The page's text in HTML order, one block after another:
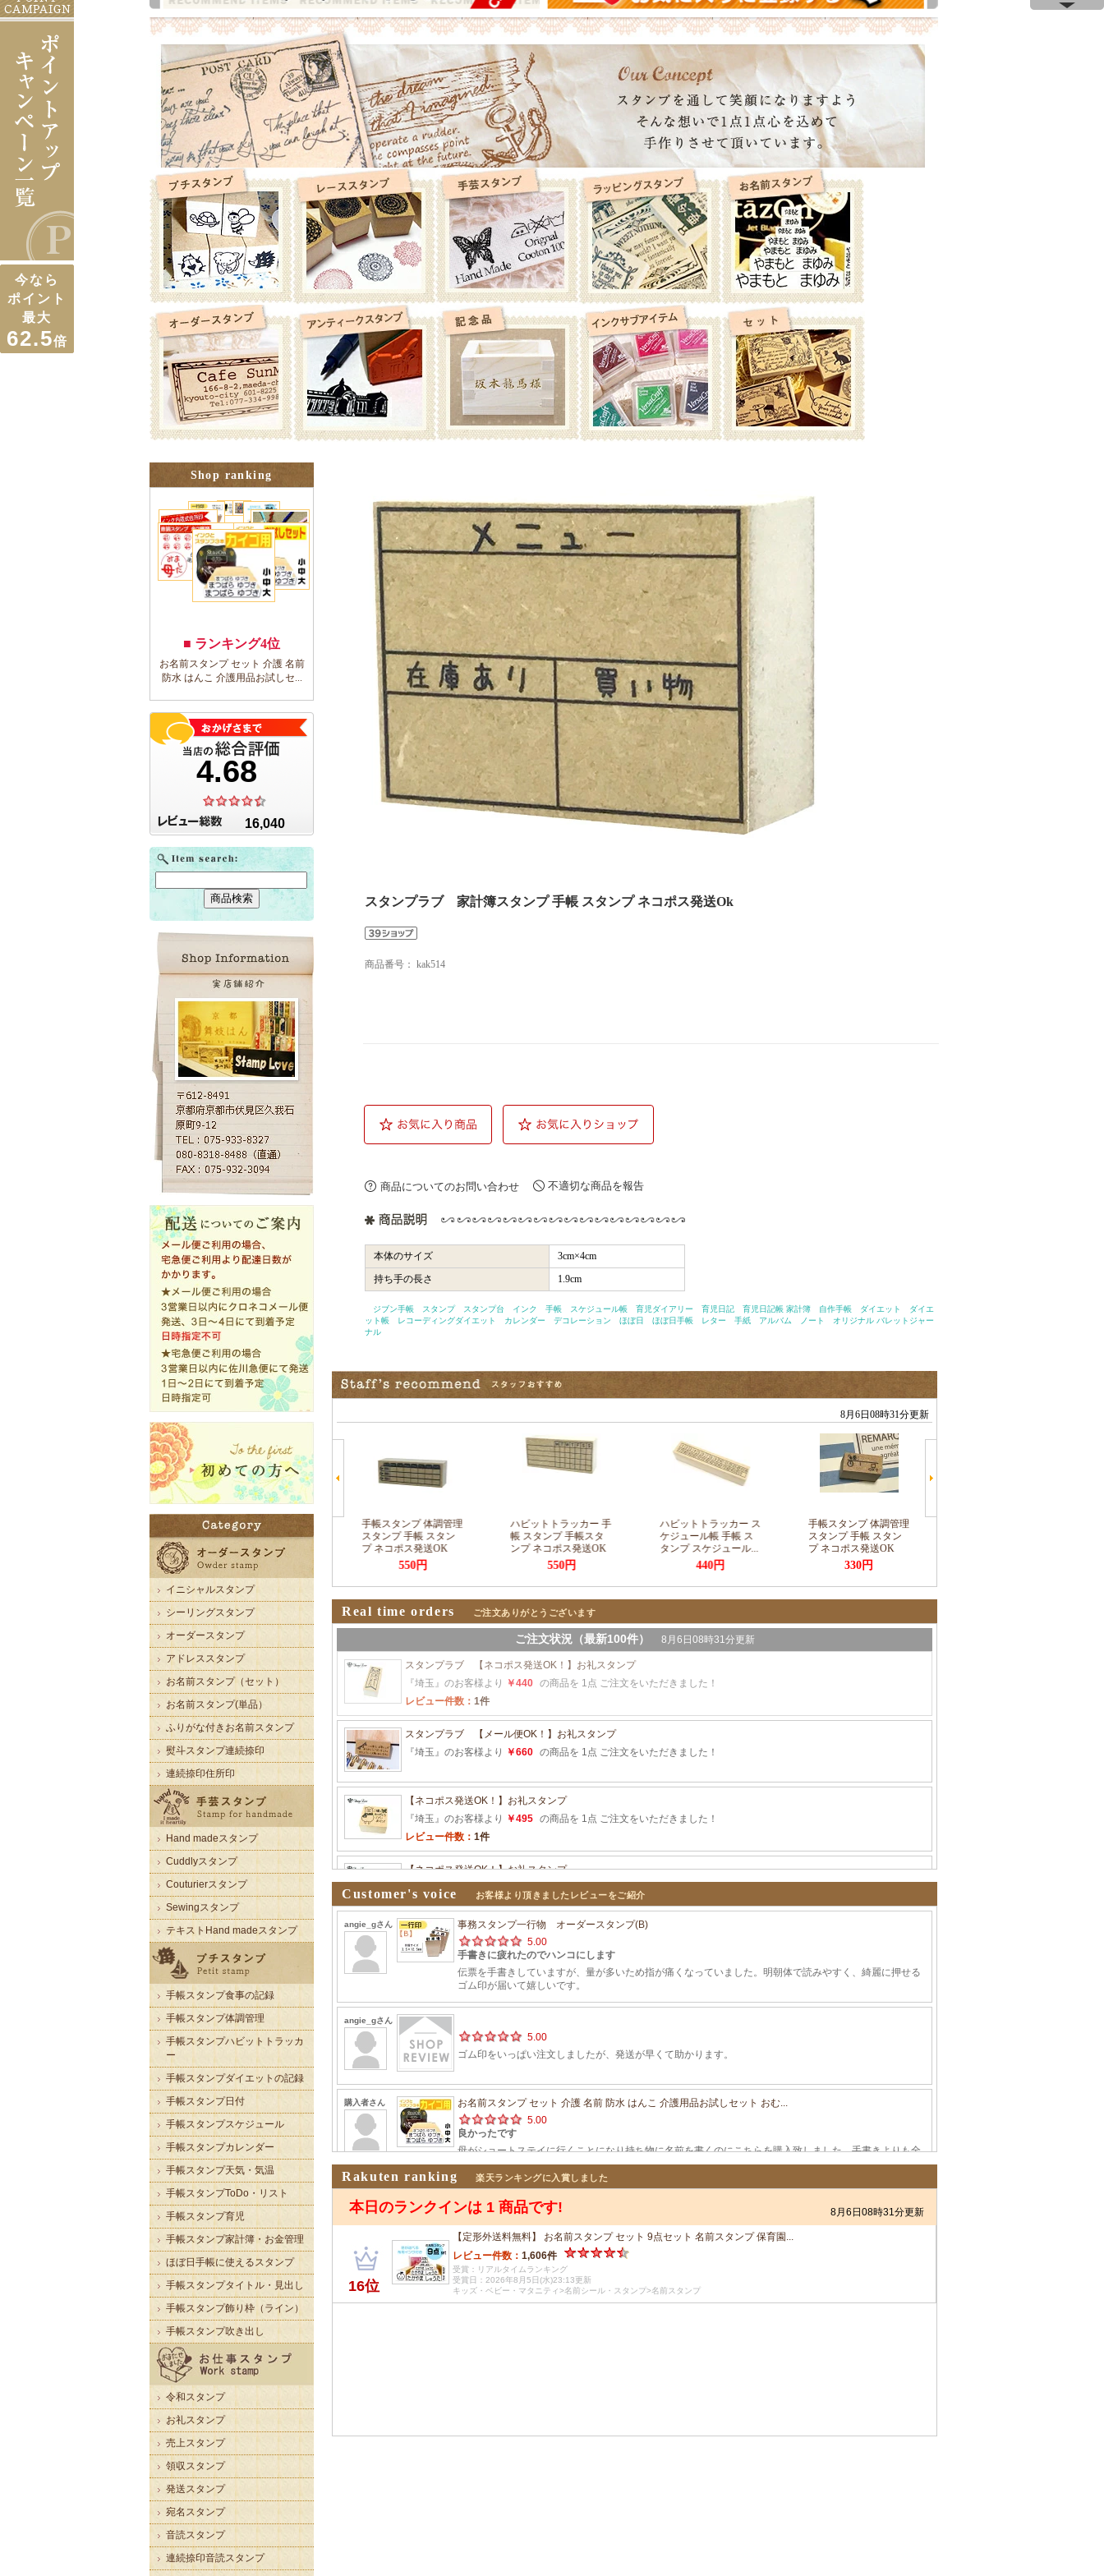
Shop ranking
イニシャルスタンプ
シーリングスタンプ
オーダースタンプ
アドレススタンプ
お名前スタンプ（セット）
お名前スタンプ(単品）
ふりがな付きお名前スタンプ
熨斗スタンプ連続捺印
連続捺印住所印
Hand madeスタンプ
Cuddlyスタンプ
Couturierスタンプ
Sewingスタンプ
テキストHand madeスタンプ
手帳スタンプ食事の記録
手帳スタンプ体調管理
手帳スタンプハビットトラッカ
ー
手帳スタンプダイエットの記録
手帳スタンプ日付
手帳スタンプスケジュール
手帳スタンプカレンダー
手帳スタンプ天気・気温
手帳スタンプToDo・リスト
手帳スタンプ育児
手帳スタンプ家計簿・お金管理
ほぼ日手帳に使えるスタンプ
手帳スタンプタイトル・見出し
手帳スタンプ飾り枠（ライン）
手帳スタンプ吹き出し
令和スタンプ
お礼スタンプ
売上スタンプ
領収スタンプ
発送スタンプ
宛名スタンプ
音読スタンプ
連続捺印音読スタンプ
スタンプラブ 家計簿スタンプ 手帳 スタンプ ネコポス発送Ok
商品番号： kak514
商品についてのお問い合わせ 不適切な商品を報告
本体のサイズ
3cm×4cm
持ち手の長さ
1.9cm
ジブン手帳 スタンプ スタンプ台 インク 手帳 スケジュール帳 育児ダイアリー 育児日記 育児日記帳 家計簿 自作手帳 ダイエット ダイエ
ット帳 レコーディングダイエット カレンダー デコレーション ほぼ日 ほぼ日手帳 レター 手紙 アルバム ノート オリジナル バレットジャー
ナル
Real time orders ご注文ありがとうございます
Customer's voice お客様より頂きましたレビューをご紹介
Rakuten ranking 楽天ランキングに入賞しました